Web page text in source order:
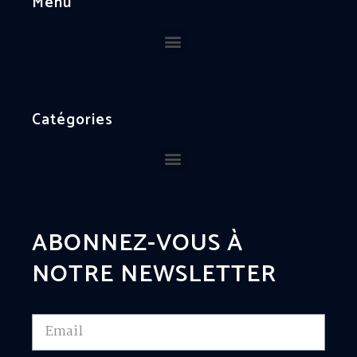
Catégories
ABONNEZ-VOUS À
NOTRE NEWSLETTER